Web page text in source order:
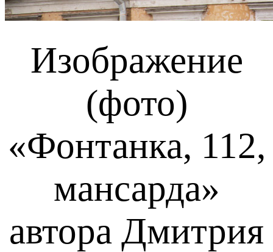
Изображение
(фото)
«Фонтанка, 112,
мансарда»
автора Дмитрия